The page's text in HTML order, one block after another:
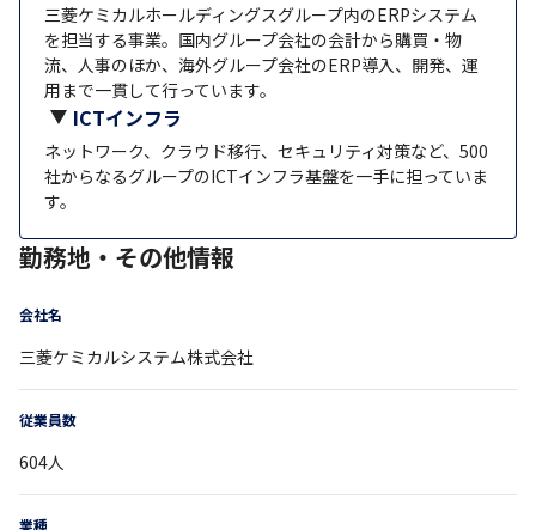
三菱ケミカルホールディングスグループ内のERPシステム
を担当する事業。国内グループ会社の会計から購買・物
流、人事のほか、海外グループ会社のERP導入、開発、運
用まで一貫して行っています。
ICTインフラ
ネットワーク、クラウド移行、セキュリティ対策など、500
社からなるグループのICTインフラ基盤を一手に担っていま
す。
勤務地・その他情報
会社名
三菱ケミカルシステム株式会社
従業員数
604人
業種